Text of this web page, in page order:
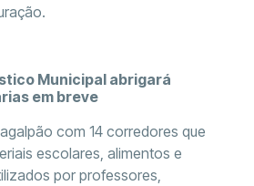
Municipal abrigará
em breve
com 14 corredores que
escolares, alimentos e
por professores,